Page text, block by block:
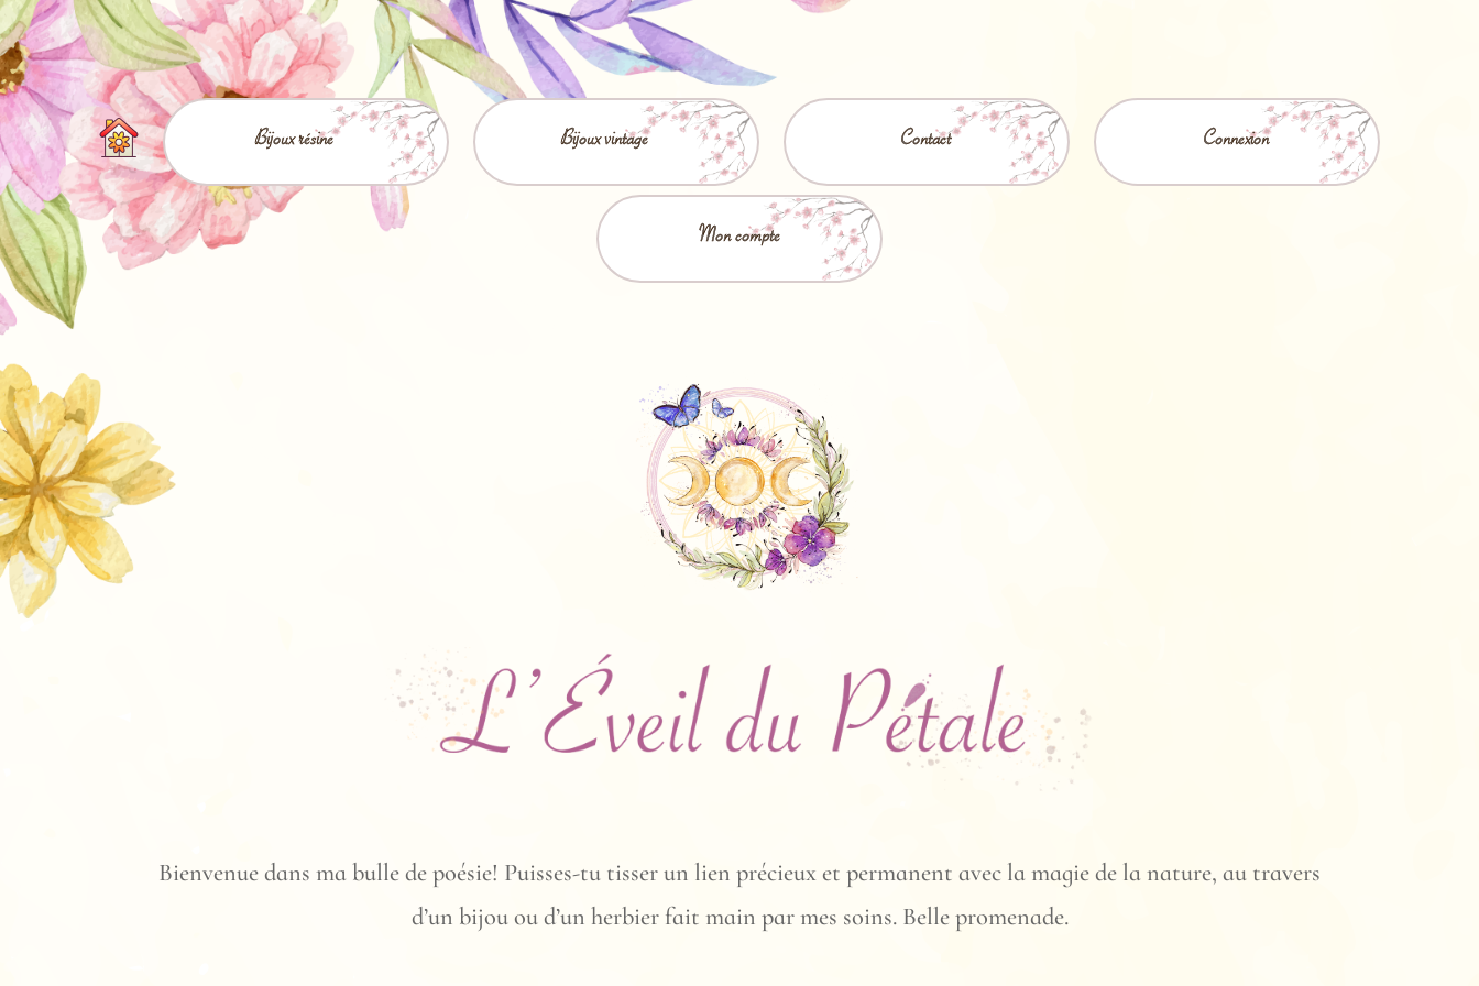
Bijoux résine Bijoux vintage Contact Connexion
Mon compte
Bienvenue dans ma bulle de poésie! Puisses-tu tisser un lien précieux et permanent avec la magie de la nature, au travers
d’un bijou ou d’un herbier fait main par mes soins. Belle promenade.